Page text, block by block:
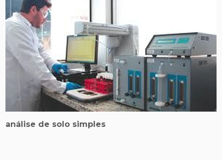
análise de solo simples